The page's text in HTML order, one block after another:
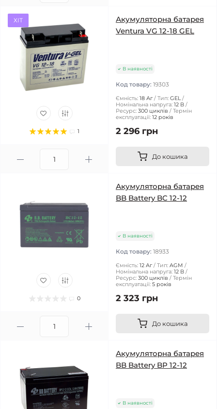
ХІТ
1
Акумуляторна батарея
Ventura VG 12-18 GEL
В наявності
Код товару: 19303
Ємність: 18 Аг Тип: GEL
Номінальна напруга: 12 В
Ресурс: 300 циклів
Термін
експлуатації: 12 років
2 296 грн
До кошика
0
Акумуляторна батарея
BB Battery BC 12-12
В наявності
Код товару: 18933
Ємність: 12 Аг Тип: AGM
Номінальна напруга: 12 В
Ресурс: 300 циклів
Термін
експлуатації: 5 років
2 323 грн
До кошика
Акумуляторна батарея
BB Battery BP 12-12
В наявності